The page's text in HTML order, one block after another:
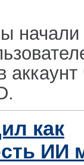
начали
аккаунт
как
ИИ